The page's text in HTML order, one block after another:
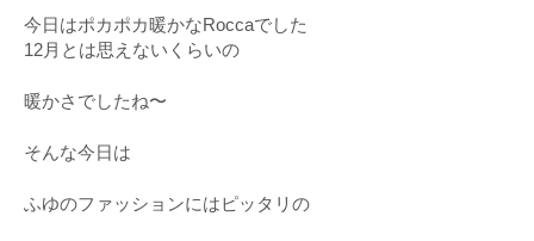
今日はポカポカ暖かなRoccaでした
12月とは思えないくらいの
暖かさでしたね〜
そんな今日は
ふゆのファッションにはピッタリの